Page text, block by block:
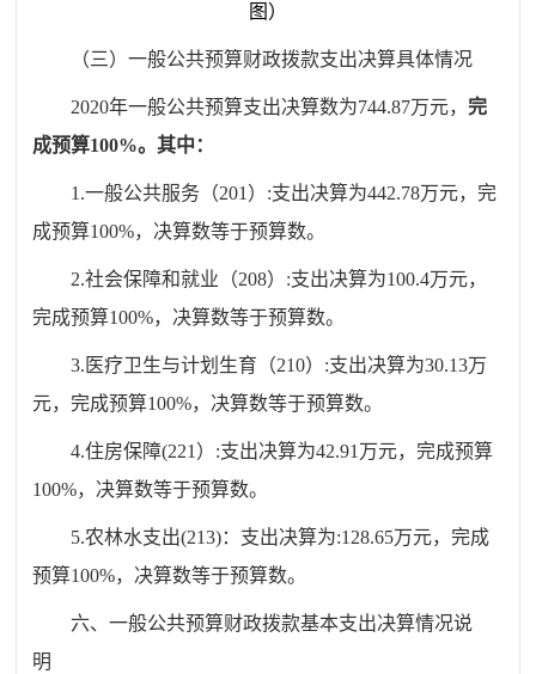
图）
（三）一般公共预算财政拨款支出决算具体情况
2020年一般公共预算支出决算数为744.87万元， 完
成预算100%。其中：
1.一般公共服务（201）:支出决算为442.78万元，完
成预算100%，决算数等于预算数。
2.社会保障和就业（208）:支出决算为100.4万元，
完成预算100%，决算数等于预算数。
3.医疗卫生与计划生育（210）:支出决算为30.13万
元，完成预算100%，决算数等于预算数。
4.住房保障(221）:支出决算为42.91 万元，完成预算
100%，决算数等于预算数。
5.农林水支出(213)： 支出决算为:128.65万元，完成
预算100%，决算数等于预算数。
六、一般公共预算财政拨款基本支出决算情况说
明